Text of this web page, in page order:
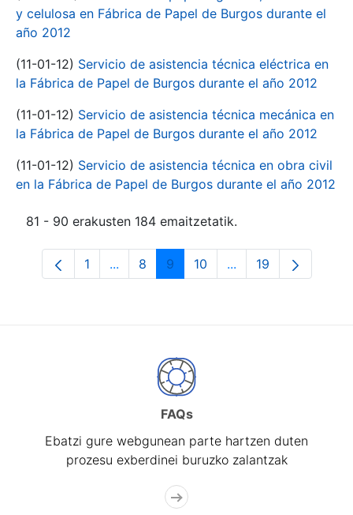
y celulosa en Fábrica de Papel de Burgos durante el
año 2012
(11-01-12) Servicio de asistencia técnica eléctrica en
la Fábrica de Papel de Burgos durante el año 2012
(11-01-12) Servicio de asistencia técnica mecánica en
la Fábrica de Papel de Burgos durante el año 2012
(11-01-12) Servicio de asistencia técnica en obra civil
en la Fábrica de Papel de Burgos durante el año 2012
81 - 90 erakusten 184 emaitzetatik.
Orrialdea
1 ...Intermediate Pages Use TAB to
Orrialdea
8 Orrialdea
9 Orrialdea
10 ...Intermediate Pages
Orrialdea
19
FAQs
Ebatzi gure webgunean parte hartzen duten
prozesu exberdinei buruzko zalantzak